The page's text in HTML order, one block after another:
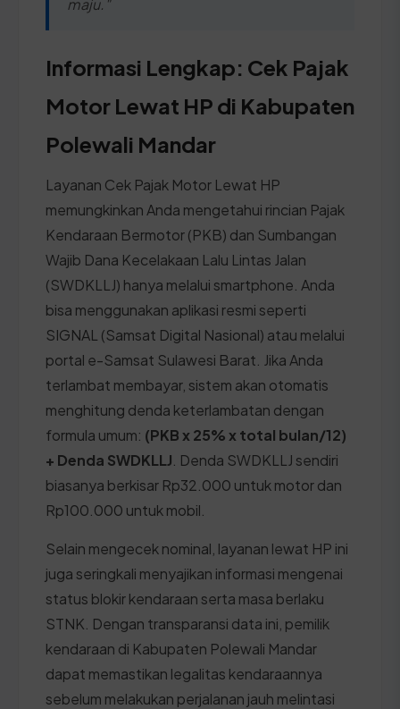
Informasi Lengkap: Cek Pajak
Motor Lewat HP di Kabupaten
Polewali Mandar
Layanan Cek Pajak Motor Lewat HP
memungkinkan Anda mengetahui rincian Pajak
Kendaraan Bermotor (PKB) dan Sumbangan
Wajib Dana Kecelakaan Lalu Lintas Jalan
(SWDKLLJ) hanya melalui smartphone. Anda
bisa menggunakan aplikasi resmi seperti
SIGNAL (Samsat Digital Nasional) atau melalui
portal e-Samsat Sulawesi Barat. Jika Anda
terlambat membayar, sistem akan otomatis
menghitung denda keterlambatan dengan
formula umum: (PKB x 25% x total bulan/12)
+ Denda SWDKLLJ . Denda SWDKLLJ sendiri
biasanya berkisar Rp32.000 untuk motor dan
Rp100.000 untuk mobil.
Selain mengecek nominal, layanan lewat HP ini
juga seringkali menyajikan informasi mengenai
status blokir kendaraan serta masa berlaku
STNK. Dengan transparansi data ini, pemilik
kendaraan di Kabupaten Polewali Mandar
dapat memastikan legalitas kendaraannya
sebelum melakukan perjalanan jauh melintasi